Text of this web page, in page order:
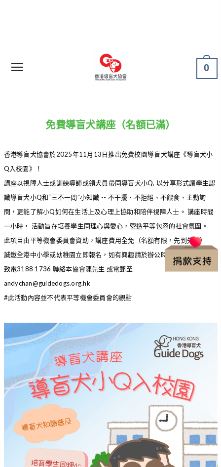
0
免費導盲犬講座（名額已滿）
香港導盲犬協會於2025年11月13日推出免費校園導盲犬講座《導盲犬小
Q入校園》！
講座以視障人士或訓練導師或領犬員帶同導盲犬小Q, 以分享形式讓學生認
識導盲犬小Q和“三不一問”小知識 -- 不干擾、不拒絕、不餵食、主動詢
問，更能了解小Q如何在生活上及心理上協助和陪伴視障人士。 講座時間
一小時， 活動旨在培養學生同理心與愛心，營造平等包容的社會氛圍。
此項目由平等機會委員會資助，講座費用全免（名額有限，先到先得）
誠邀全港中小學或幼稚園立即報名，如有興趣請於辦公時間（9am-6pm）
致電3188 1736 聯絡本協會陳先生 或電郵至
andychan@guidedogs.org.hk
#此活動內容並不代表平等機會委員會的觀點